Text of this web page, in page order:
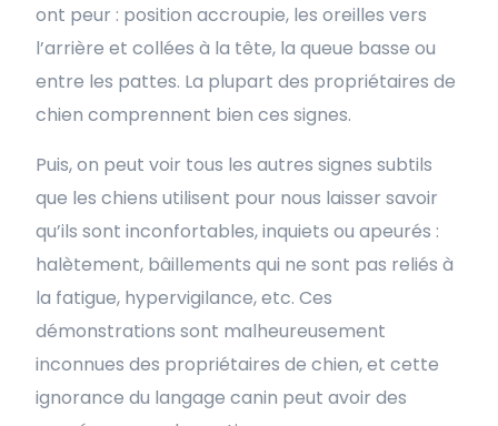
ont peur : position accroupie, les oreilles vers
l’arrière et collées à la tête, la queue basse ou
entre les pattes. La plupart des propriétaires de
chien comprennent bien ces signes.
Puis, on peut voir tous les autres signes subtils
que les chiens utilisent pour nous laisser savoir
qu’ils sont inconfortables, inquiets ou apeurés :
halètement, bâillements qui ne sont pas reliés à
la fatigue, hypervigilance, etc. Ces
démonstrations sont malheureusement
inconnues des propriétaires de chien, et cette
ignorance du langage canin peut avoir des